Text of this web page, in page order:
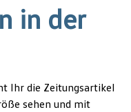
in der
Ihr die Zeitungsartikel
sehen und mit